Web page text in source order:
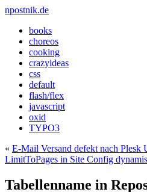
npostnik.de
books
choreos
cooking
crazyideas
css
default
flash/flex
javascript
oxid
TYPO3
« E-Mail Versand defekt nach Plesk
LimitToPages in Site Config
Tabellenname in